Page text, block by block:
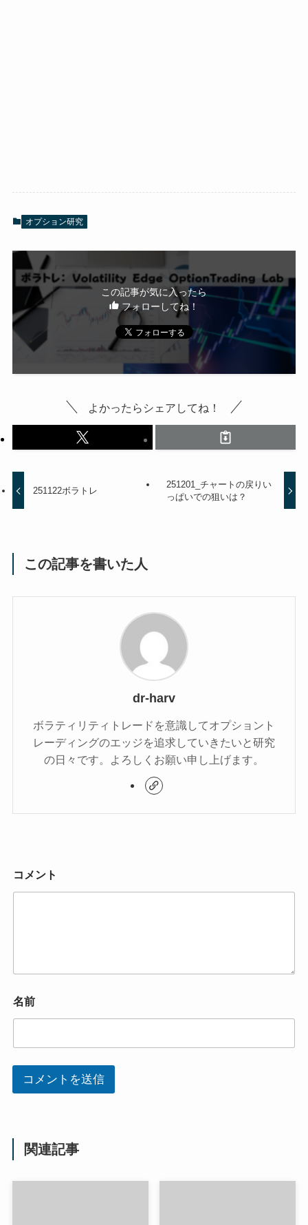
オプション研究
この記事が気に入ったら
フォローしてね！
よかったらシェアしてね！
251122ボラトレ
251201_チャートの戻りい
っぱいでの狙いは？
この記事を書いた人
dr-harv
ボラティリティトレードを意識してオプショント
レーディングのエッジを追求していきたいと研究
の日々です。よろしくお願い申し上げます。
コメント
名前
コメントを送信
関連記事